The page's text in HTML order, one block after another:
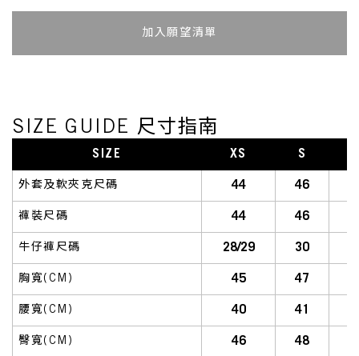
加入追蹤清單
SIZE GUIDE 尺寸指南
SIZE XS S
外套及軟夾克尺碼 44 46
褲裝尺碼 44 46
牛仔褲尺碼 28/29 30
胸寬(CM) 45 47
腰寬(CM) 40 41
臀寬(CM) 46 48